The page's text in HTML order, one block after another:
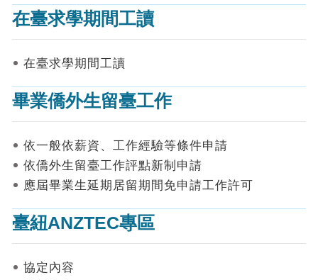
上
申
請
請
進
詢
見
答
統
數
在臺求學期間工讀
在臺求學期間工讀
畢業僑外生留臺工作
依一般依薪資、工作經驗等條件申請
依僑外生留臺工作評點新制申請
應屆畢業生延期居留期間免申請工作許可
臺紐ANZTEC專區
協定內容